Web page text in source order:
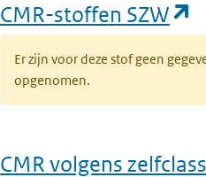
CMR-stoffen SZW
Er zijn voor deze stof geen
opgenomen.
CMR volgens